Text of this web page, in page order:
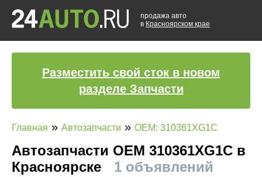
продажа авто
в Красноярском крае
Разместить свой сток в новом
разделе Запчасти
Главная » Автозапчасти » OEM: 310361XG1C
Автозапчасти ОЕМ 310361XG1C в
Красноярске
1 объявлений